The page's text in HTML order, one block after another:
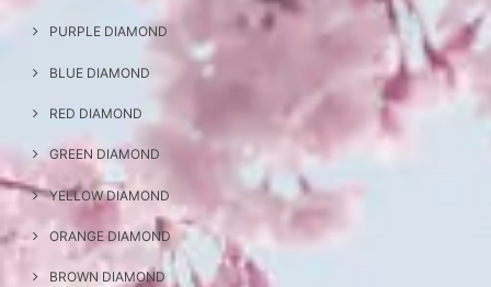
PURPLE DIAMOND
BLUE DIAMOND
RED DIAMOND
GREEN DIAMOND
YELLOW DIAMOND
ORANGE DIAMOND
BROWN DIAMOND